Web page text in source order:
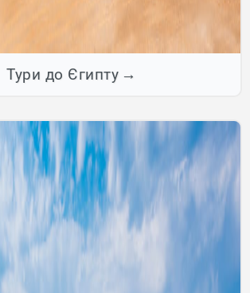
Тури до Єгипту